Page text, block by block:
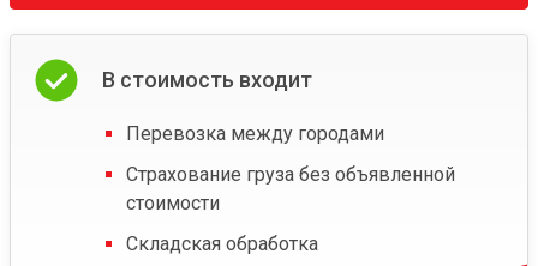
В стоимость входит
Перевозка между городами
Страхование груза без объявленной
стоимости
Складская обработка